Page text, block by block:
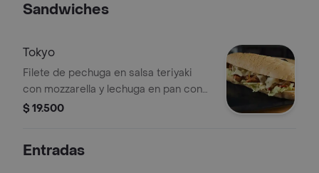
Sandwiches
Tokyo
Filete de pechuga en salsa teriyaki
con mozzarella y lechuga en pan con
ajonjolí.
$ 19.500
Entradas